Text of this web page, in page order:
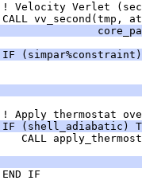
Velocity Verlet
vv_second(tmp,
Apply thermostat
(shell_adiabatic)
CALL
IF